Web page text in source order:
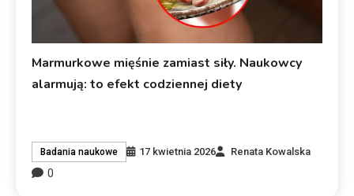
Marmurkowe mięśnie zamiast siły. Naukowcy
alarmują: to efekt codziennej diety
Badania naukowe 17 kwietnia 2026 Renata Kowalska
0